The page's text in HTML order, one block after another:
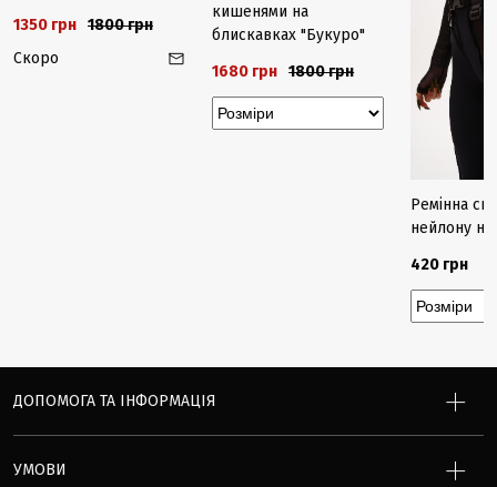
1350 грн 1800 грн
Скоро
кишенями на
блискавках "Букуро"
1680 грн 1800 грн
Ремінна
нейлону на
420 грн
ДОПОМОГА ТА ІНФОРМАЦІЯ
УМОВИ